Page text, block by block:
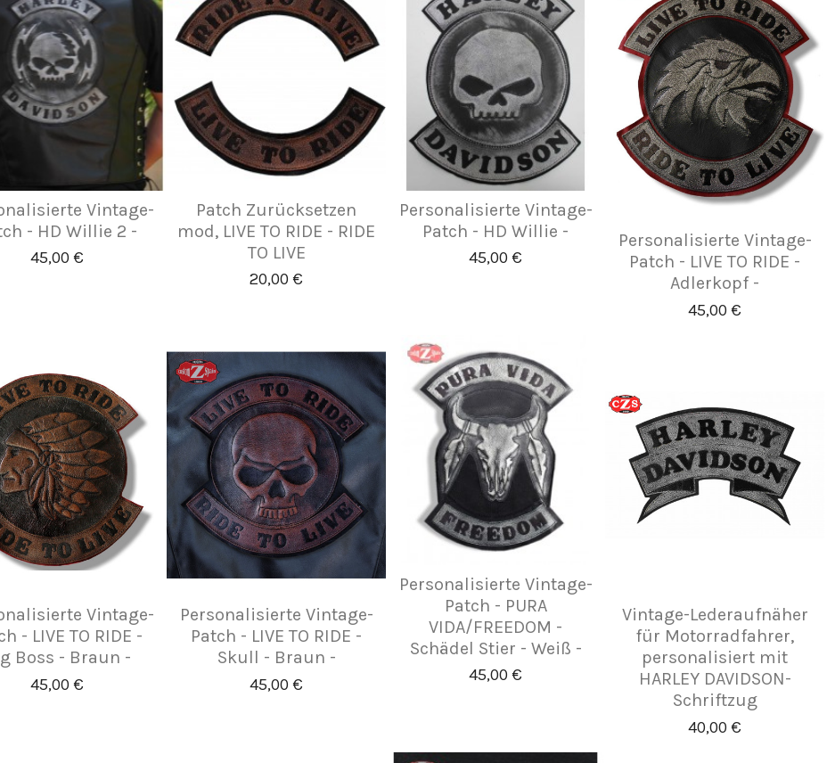
Vintage-
- HD Willie 2 -
45,00 €
Patch Zurücksetzen
mod, LIVE TO RIDE - RIDE
TO LIVE
20,00 €
Personalisierte Vintage-
Patch - HD Willie -
45,00 €
Personalisierte Vintage-
Patch - LIVE TO RIDE -
Adlerkopf -
45,00 €
Vintage-
- LIVE TO RIDE -
Boss - Braun -
45,00 €
Personalisierte Vintage-
Patch - LIVE TO RIDE -
Skull - Braun -
45,00 €
Personalisierte Vintage-
Patch - PURA
VIDA/FREEDOM -
Schädel Stier - Weiß -
45,00 €
Vintage-Lederaufnäher
für Motorradfahrer,
personalisiert mit
HARLEY DAVIDSON-
Schriftzug
40,00 €